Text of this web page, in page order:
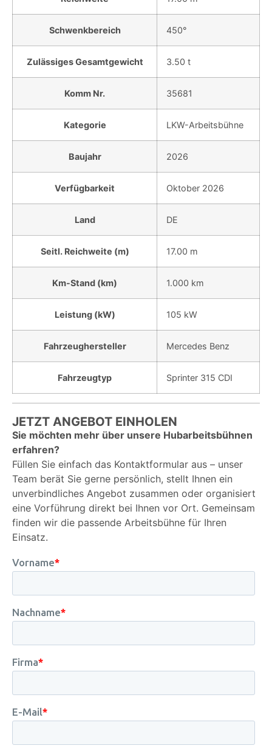
Schwenkbereich 450°
Zulässiges Gesamtgewicht 3.50 t
Komm Nr. 35681
Kategorie LKW-Arbeitsbühne
Baujahr 2026
Verfügbarkeit Oktober 2026
Land DE
Seitl. Reichweite (m) 17.00 m
Km-Stand (km) 1.000 km
Leistung (kW) 105 kW
Fahrzeughersteller Mercedes Benz
Fahrzeugtyp Sprinter 315 CDI
JETZT ANGEBOT EINHOLEN
Sie möchten mehr über unsere Hubarbeitsbühnen
erfahren?
Füllen Sie einfach das Kontaktformular aus – unser
Team berät Sie gerne persönlich, stellt Ihnen ein
unverbindliches Angebot zusammen oder organisiert
eine Vorführung direkt bei Ihnen vor Ort. Gemeinsam
finden wir die passende Arbeitsbühne für Ihren
Einsatz.